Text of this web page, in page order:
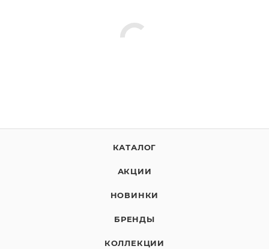
КАТАЛОГ
АКЦИИ
НОВИНКИ
БРЕНДЫ
КОЛЛЕКЦИИ